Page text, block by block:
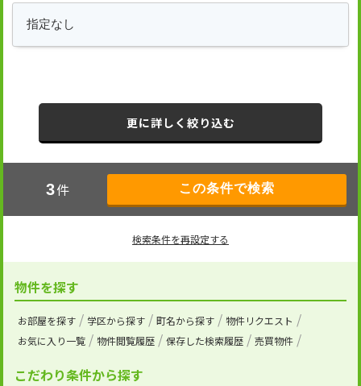
更に詳しく絞り込む
3件
検索条件を再設定する
物件を探す
お部屋を探す 学区から探す 町名から探す
物件リクエスト
お気に入り一覧
物件閲覧履歴 保存した検索履歴 売買物件
こだわり条件から探す